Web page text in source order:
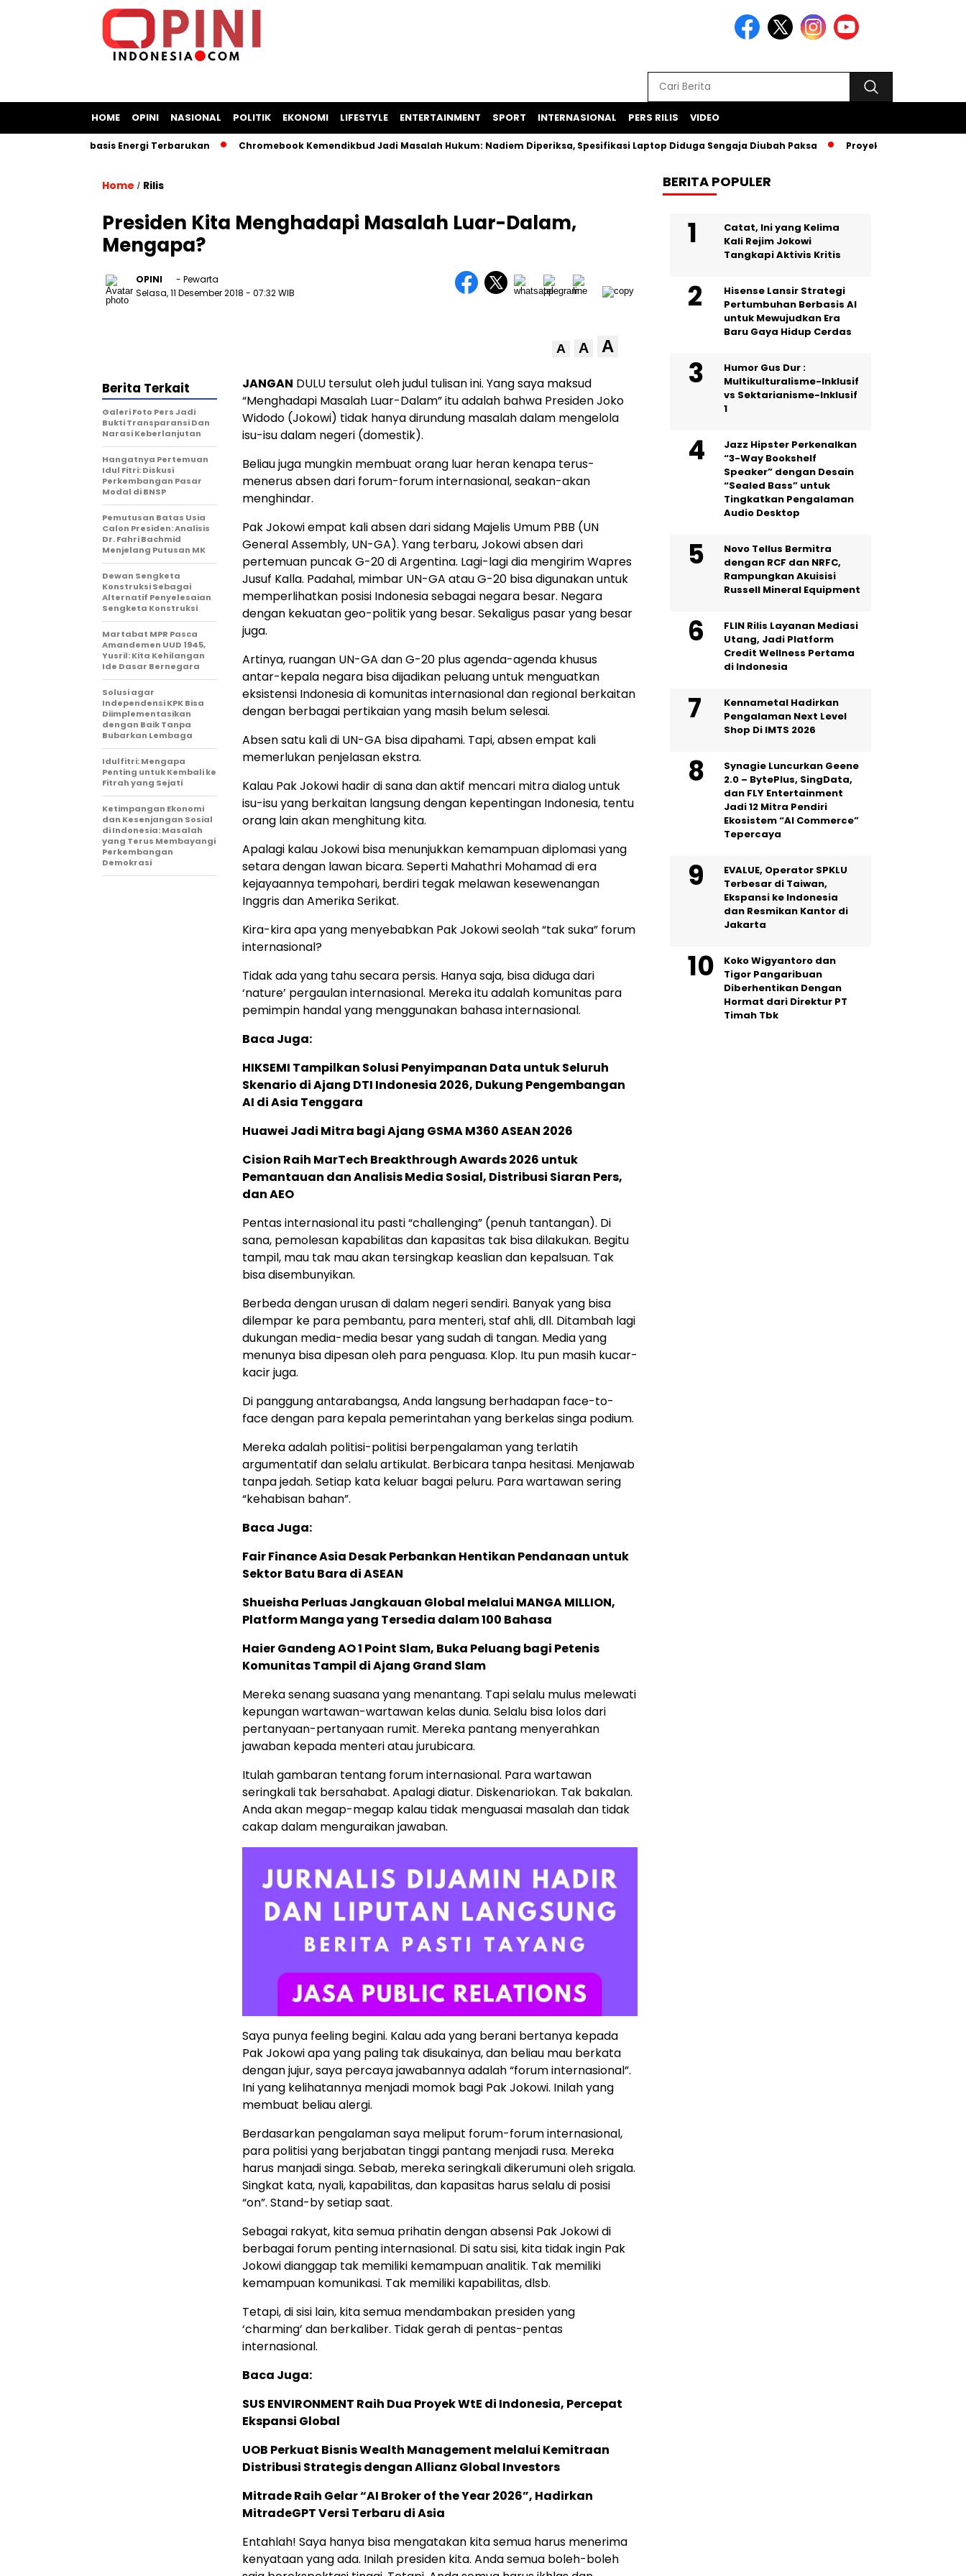
HOME OPINI NASIONAL POLITIK EKONOMI LIFESTYLE ENTERTAINMENT SPORT INTERNASIONAL PERS RILIS VIDEO
Kapal Berbasis Energi Terbarukan Chromebook Kemendikbud Jadi Masalah Hukum: Nadiem Diperiksa, Spesifikasi Laptop Diduga Sengaja Diubah Paksa Proyek Iklan Bank BJB Diduga
Home / Rilis
Presiden Kita Menghadapi Masalah Luar-Dalam,
Mengapa?
OPINI
- Pewarta
Selasa, 11 Desember 2018 - 07:32 WIB
A A A
JANGAN DULU tersulut oleh judul tulisan ini. Yang saya maksud
“Menghadapi Masalah Luar-Dalam” itu adalah bahwa Presiden Joko
Widodo (Jokowi) tidak hanya dirundung masalah dalam mengelola
isu-isu dalam negeri (domestik).
Beliau juga mungkin membuat orang luar heran kenapa terus-
menerus absen dari forum-forum internasional, seakan-akan
menghindar.
Pak Jokowi empat kali absen dari sidang Majelis Umum PBB (UN
General Assembly, UN-GA). Yang terbaru, Jokowi absen dari
pertemuan puncak G-20 di Argentina. Lagi-lagi dia mengirim Wapres
Jusuf Kalla. Padahal, mimbar UN-GA atau G-20 bisa digunakan untuk
memperlihatkan posisi Indonesia sebagai negara besar. Negara
dengan kekuatan geo-politik yang besar. Sekaligus pasar yang besar
juga.
Artinya, ruangan UN-GA dan G-20 plus agenda-agenda khusus
antar-kepala negara bisa dijadikan peluang untuk menguatkan
eksistensi Indonesia di komunitas internasional dan regional berkaitan
dengan berbagai pertikaian yang masih belum selesai.
Absen satu kali di UN-GA bisa dipahami. Tapi, absen empat kali
memerlukan penjelasan ekstra.
Kalau Pak Jokowi hadir di sana dan aktif mencari mitra dialog untuk
isu-isu yang berkaitan langsung dengan kepentingan Indonesia, tentu
orang lain akan menghitung kita.
Apalagi kalau Jokowi bisa menunjukkan kemampuan diplomasi yang
setara dengan lawan bicara. Seperti Mahathri Mohamad di era
kejayaannya tempohari, berdiri tegak melawan kesewenangan
Inggris dan Amerika Serikat.
Kira-kira apa yang menyebabkan Pak Jokowi seolah “tak suka” forum
internasional?
Tidak ada yang tahu secara persis. Hanya saja, bisa diduga dari
‘nature’ pergaulan internasional. Mereka itu adalah komunitas para
pemimpin handal yang menggunakan bahasa internasional.
Baca Juga:
HIKSEMI Tampilkan Solusi Penyimpanan Data untuk Seluruh
Skenario di Ajang DTI Indonesia 2026, Dukung Pengembangan
AI di Asia Tenggara
Huawei Jadi Mitra bagi Ajang GSMA M360 ASEAN 2026
Cision Raih MarTech Breakthrough Awards 2026 untuk
Pemantauan dan Analisis Media Sosial, Distribusi Siaran Pers,
dan AEO
Pentas internasional itu pasti “challenging” (penuh tantangan). Di
sana, pemolesan kapabilitas dan kapasitas tak bisa dilakukan. Begitu
tampil, mau tak mau akan tersingkap keaslian dan kepalsuan. Tak
bisa disembunyikan.
Berbeda dengan urusan di dalam negeri sendiri. Banyak yang bisa
dilempar ke para pembantu, para menteri, staf ahli, dll. Ditambah lagi
dukungan media-media besar yang sudah di tangan. Media yang
menunya bisa dipesan oleh para penguasa. Klop. Itu pun masih kucar-
kacir juga.
Di panggung antarabangsa, Anda langsung berhadapan face-to-
face dengan para kepala pemerintahan yang berkelas singa podium.
Mereka adalah politisi-politisi berpengalaman yang terlatih
argumentatif dan selalu artikulat. Berbicara tanpa hesitasi. Menjawab
tanpa jedah. Setiap kata keluar bagai peluru. Para wartawan sering
“kehabisan bahan”.
Baca Juga:
Fair Finance Asia Desak Perbankan Hentikan Pendanaan untuk
Sektor Batu Bara di ASEAN
Shueisha Perluas Jangkauan Global melalui MANGA MILLION,
Platform Manga yang Tersedia dalam 100 Bahasa
Haier Gandeng AO 1 Point Slam, Buka Peluang bagi Petenis
Komunitas Tampil di Ajang Grand Slam
Mereka senang suasana yang menantang. Tapi selalu mulus melewati
kepungan wartawan-wartawan kelas dunia. Selalu bisa lolos dari
pertanyaan-pertanyaan rumit. Mereka pantang menyerahkan
jawaban kepada menteri atau jurubicara.
Itulah gambaran tentang forum internasional. Para wartawan
seringkali tak bersahabat. Apalagi diatur. Diskenariokan. Tak bakalan.
Anda akan megap-megap kalau tidak menguasai masalah dan tidak
cakap dalam menguraikan jawaban.
Saya punya feeling begini. Kalau ada yang berani bertanya kepada
Pak Jokowi apa yang paling tak disukainya, dan beliau mau berkata
dengan jujur, saya percaya jawabannya adalah “forum internasional”.
Ini yang kelihatannya menjadi momok bagi Pak Jokowi. Inilah yang
membuat beliau alergi.
Berdasarkan pengalaman saya meliput forum-forum internasional,
para politisi yang berjabatan tinggi pantang menjadi rusa. Mereka
harus manjadi singa. Sebab, mereka seringkali dikerumuni oleh srigala.
Singkat kata, nyali, kapabilitas, dan kapasitas harus selalu di posisi
“on”. Stand-by setiap saat.
Sebagai rakyat, kita semua prihatin dengan absensi Pak Jokowi di
berbagai forum penting internasional. Di satu sisi, kita tidak ingin Pak
Jokowi dianggap tak memiliki kemampuan analitik. Tak memiliki
kemampuan komunikasi. Tak memiliki kapabilitas, dlsb.
Tetapi, di sisi lain, kita semua mendambakan presiden yang
‘charming’ dan berkaliber. Tidak gerah di pentas-pentas
internasional.
Baca Juga:
SUS ENVIRONMENT Raih Dua Proyek WtE di Indonesia, Percepat
Ekspansi Global
UOB Perkuat Bisnis Wealth Management melalui Kemitraan
Distribusi Strategis dengan Allianz Global Investors
Mitrade Raih Gelar “AI Broker of the Year 2026”, Hadirkan
MitradeGPT Versi Terbaru di Asia
Entahlah! Saya hanya bisa mengatakan kita semua harus menerima
kenyataan yang ada. Inilah presiden kita. Anda semua boleh-boleh
Berita Terkait
Galeri Foto Pers Jadi
Bukti Transparansi Dan
Narasi Keberlanjutan
Hangatnya Pertemuan
Idul Fitri: Diskusi
Perkembangan Pasar
Modal di BNSP
Pemutusan Batas Usia
Calon Presiden: Analisis
Dr. Fahri Bachmid
Menjelang Putusan MK
Dewan Sengketa
Konstruksi Sebagai
Alternatif Penyelesaian
Sengketa Konstruksi
Martabat MPR Pasca
Amandemen UUD 1945,
Yusril: Kita Kehilangan
Ide Dasar Bernegara
Solusi agar
Independensi KPK Bisa
Diimplementasikan
dengan Baik Tanpa
Bubarkan Lembaga
Idulfitri: Mengapa
Penting untuk Kembali ke
Fitrah yang Sejati
Ketimpangan Ekonomi
dan Kesenjangan Sosial
di Indonesia: Masalah
yang Terus Membayangi
Perkembangan
Demokrasi
BERITA POPULER
Catat, Ini yang Kelima
Kali Rejim Jokowi
Tangkapi Aktivis Kritis
Hisense Lansir Strategi
Pertumbuhan Berbasis AI
untuk Mewujudkan Era
Baru Gaya Hidup Cerdas
Humor Gus Dur :
Multikulturalisme-Inklusif
vs Sektarianisme-Inklusif
1
Jazz Hipster Perkenalkan
“3-Way Bookshelf
Speaker” dengan Desain
“Sealed Bass” untuk
Tingkatkan Pengalaman
Audio Desktop
Novo Tellus Bermitra
dengan RCF dan NRFC,
Rampungkan Akuisisi
Russell Mineral Equipment
FLIN Rilis Layanan Mediasi
Utang, Jadi Platform
Credit Wellness Pertama
di Indonesia
Kennametal Hadirkan
Pengalaman Next Level
Shop Di IMTS 2026
Synagie Luncurkan Geene
2.0 – BytePlus, SingData,
dan FLY Entertainment
Jadi 12 Mitra Pendiri
Ekosistem “AI Commerce”
Tepercaya
EVALUE, Operator SPKLU
Terbesar di Taiwan,
Ekspansi ke Indonesia
dan Resmikan Kantor di
Jakarta
Koko Wigyantoro dan
Tigor Pangaribuan
Diberhentikan Dengan
Hormat dari Direktur PT
Timah Tbk